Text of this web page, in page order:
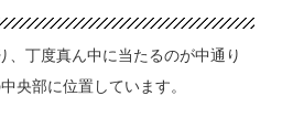
、丁度真ん中に当たるのが中通り
央部に位置しています。